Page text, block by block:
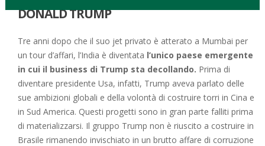
DONALD TRUMP
Tre anni dopo che il suo jet privato è atterato a Mumbai per
un tour d’affari, l’India è diventata l’unico paese emergente
in cui il business di Trump sta decollando. Prima di
diventare presidente Usa, infatti, Trump aveva parlato delle
sue ambizioni globali e della volontà di costruire torri in Cina e
in Sud America. Questi progetti sono in gran parte falliti prima
di materializzarsi. Il gruppo Trump non è riuscito a costruire in
Brasile rimanendo invischiato in un brutto affare di corruzione